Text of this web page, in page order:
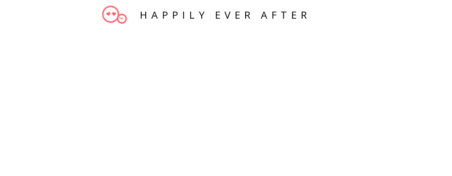
HAPPILY EVER AFTER